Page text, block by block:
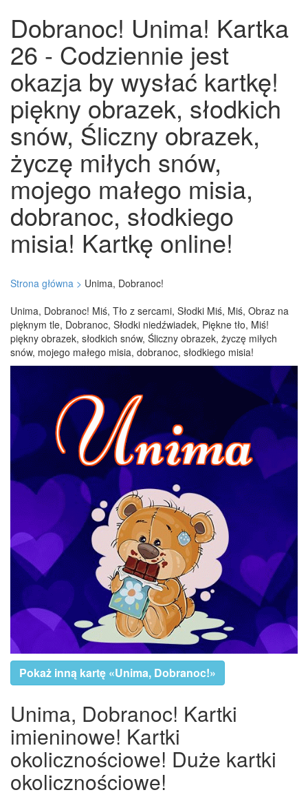
Dobranoc! Unima! Kartka
26 - Codziennie jest
okazja by wysłać kartkę!
piękny obrazek, słodkich
snów, Śliczny obrazek,
życzę miłych snów,
mojego małego misia,
dobranoc, słodkiego
misia! Kartkę online!
Strona główna > Unima, Dobranoc!
Unima, Dobranoc! Miś, Tło z sercami, Słodki Miś, Miś, Obraz na
pięknym tle, Dobranoc, Słodki niedźwiadek, Piękne tło, Miś!
piękny obrazek, słodkich snów, Śliczny obrazek, życzę miłych
snów, mojego małego misia, dobranoc, słodkiego misia!
Pokaż inną kartę «Unima, Dobranoc!»
Unima, Dobranoc! Kartki
imieninowe! Kartki
okolicznościowe! Duże kartki
okolicznościowe!